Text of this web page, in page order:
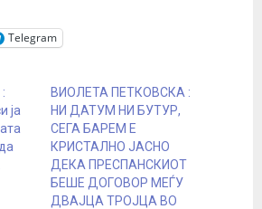
Telegram
ја
ВИОЛЕТА ПЕТКОВСКА :
НИ ДАТУМ НИ БУТУР,
СЕГА БАРЕМ Е
КРИСТАЛНО ЈАСНО
ДЕКА ПРЕСПАНСКИОТ
БЕШЕ ДОГОВОР МЕЃУ
ДВАЈЦА ТРОЈЦА ВО